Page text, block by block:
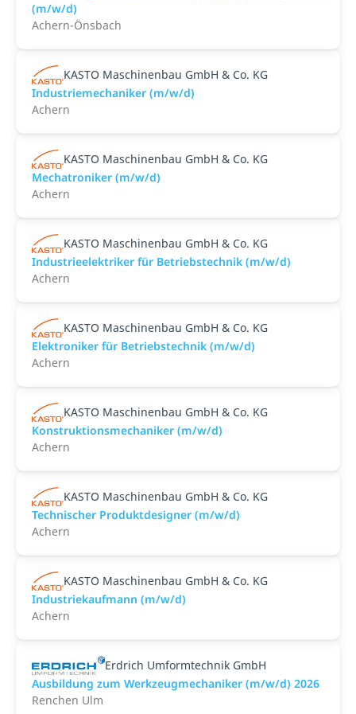
(m/w/d)
Achern-Önsbach
KASTO Maschinenbau GmbH & Co. KG
Industriemechaniker (m/w/d)
Achern
KASTO Maschinenbau GmbH & Co. KG
Mechatroniker (m/w/d)
Achern
KASTO Maschinenbau GmbH & Co. KG
Industrieelektriker für Betriebstechnik (m/w/d)
Achern
KASTO Maschinenbau GmbH & Co. KG
Elektroniker für Betriebstechnik (m/w/d)
Achern
KASTO Maschinenbau GmbH & Co. KG
Konstruktionsmechaniker (m/w/d)
Achern
KASTO Maschinenbau GmbH & Co. KG
Technischer Produktdesigner (m/w/d)
Achern
KASTO Maschinenbau GmbH & Co. KG
Industriekaufmann (m/w/d)
Achern
Erdrich Umformtechnik GmbH
Ausbildung zum Werkzeugmechaniker (m/w/d) 2026
Renchen Ulm